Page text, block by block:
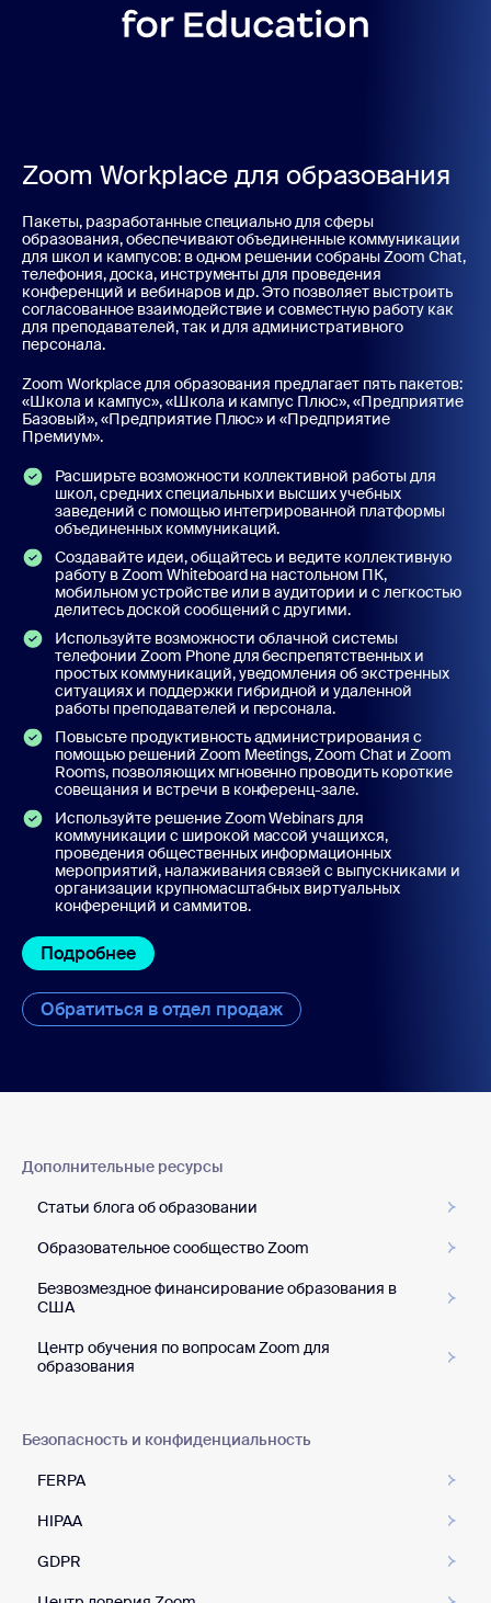
Zoom Workplace для образования
Пакеты, разработанные специально для сферы
образования, обеспечивают объединенные коммуникации
для школ и кампусов: в одном решении собраны Zoom Chat,
телефония, доска, инструменты для проведения
конференций и вебинаров и др. Это позволяет выстроить
согласованное взаимодействие и совместную работу как
для преподавателей, так и для административного
персонала.
Zoom Workplace для образования предлагает пять пакетов:
«Школа и кампус», «Школа и кампус Плюс», «Предприятие
Базовый», «Предприятие Плюс» и «Предприятие
Премиум».
Расширьте возможности коллективной работы для
школ, средних специальных и высших учебных
заведений с помощью интегрированной платформы
объединенных коммуникаций.
Создавайте идеи, общайтесь и ведите коллективную
работу в Zoom Whiteboard на настольном ПК,
мобильном устройстве или в аудитории и с легкостью
делитесь доской сообщений с другими.
Используйте возможности облачной системы
телефонии Zoom Phone для беспрепятственных и
простых коммуникаций, уведомления об экстренных
ситуациях и поддержки гибридной и удаленной
работы преподавателей и персонала.
Повысьте продуктивность администрирования с
помощью решений Zoom Meetings, Zoom Chat и Zoom
Rooms, позволяющих мгновенно проводить короткие
совещания и встречи в конференц-зале.
Используйте решение Zoom Webinars для
коммуникации с широкой массой учащихся,
проведения общественных информационных
мероприятий, налаживания связей с выпускниками и
организации крупномасштабных виртуальных
конференций и саммитов.
Подробнее
Обратиться в отдел продаж
Дополнительные ресурсы
Статьи блога об образовании
Образовательное сообщество Zoom
Безвозмездное финансирование образования в
США
Центр обучения по вопросам Zoom для
образования
Безопасность и конфиденциальность
FERPA
HIPAA
GDPR